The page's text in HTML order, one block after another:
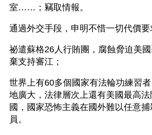
室……；竊取情報。
通過外交手段，申明不惜一切代價要
祕遣蘇格26人行賄團，腐蝕脅迫美
棄支持審江；
世界上有60多個國家有法輪功練習
地廣大，法律層次上還有美國最高
國，國家恐怖主義在國外難以任意
員。